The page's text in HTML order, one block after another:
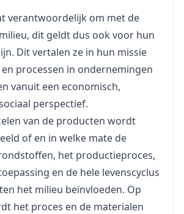
verantwoordelijk om met de
dit geldt dus ook voor hun
lijn. Dit vertalen ze in hun missie
processen in ondernemingen
vanuit een economisch,
perspectief.
van de producten wordt
of en in welke mate de
het productieproces,
en de hele levenscyclus
het milieu beïnvloeden. Op
het proces en de materialen